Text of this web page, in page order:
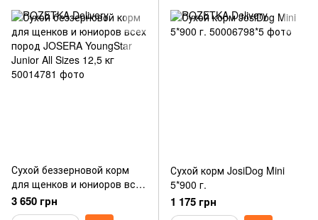
Сухой беззерновой корм
для щенков и юниоров всех
пород JOSERA YoungStar
Junior All Sizes 12,5 кг
3 650 грн
Сухой корм JosiDog Mini
5*900 г.
1 175 грн